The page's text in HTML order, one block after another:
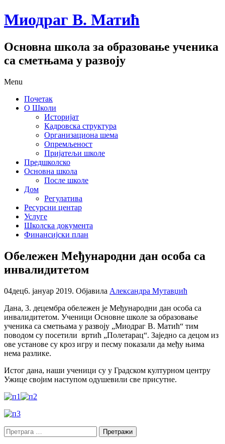
Миодраг В. Матић
Основна школа за образовање ученика
са сметњама у развоју
Menu
Почетак
О Школи
Историјат
Кадровска структура
Организациона шема
Опремљеност
Пријатељи школе
Предшколско
Основна школа
После школе
Дом
Регулатива
Ресурсни центар
Услуге
Школска документа
Финансијски план
Обележен Међународни дан особа са
инвалидитетом
04дец6. јануар 2019. Објавила Александра Мутавџић
Дана, 3. децембра обележен је Међународни дан особа са
инвалидитетом. Ученици Основне школе за образовање
ученика са сметњама у развоју „Миодраг В. Матић“ тим
поводом су посетили вртић „Полетарац“. Заједно са децом из
ове установе су кроз игру и песму показали да међу њима
нема разлике.
Истог дана, наши ученици су у Градском културном центру
Ужице својим наступом одушевили све присутне.
Претрага
за: